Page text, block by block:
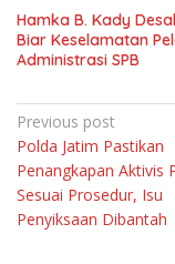
Hamka B. Kady
Biar Keselamatan
Administrasi SPB
Navigasi
pos
Previous post
Polda Jatim Pastikan
Penangkapan Aktivis
Sesuai Prosedur, Isu
Penyiksaan Dibantah